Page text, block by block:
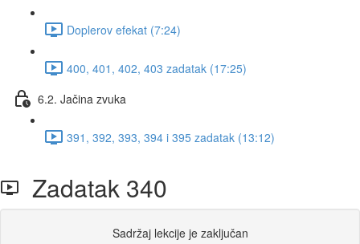
Doplerov efekat (7:24)
400, 401, 402, 403 zadatak (17:25)
6.2. Jačina zvuka
391, 392, 393, 394 i 395 zadatak (13:12)
Zadatak 340
Sadržaj lekcije je zaključan